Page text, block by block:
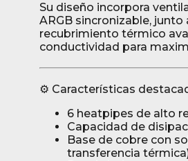
Su diseño incorpora
ARGB sincronizable,
recubrimiento térmico
conductividad para
⚙️ Características
6 heatpipes de alto
Capacidad de
Base de cobre con
transferencia